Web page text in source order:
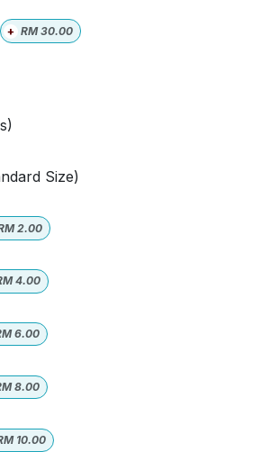
+ RM30.00
Size)
2.00
4.00
6.00
8.00
10.00